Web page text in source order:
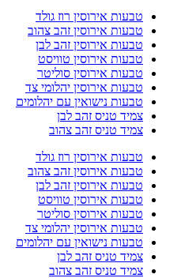
טבעות אירוסין רוז גולד
טבעות אירוסין זהב צהוב
טבעות אירוסין זהב לבן
טבעות אירוסין טוויסט
טבעות אירוסין סוליטר
טבעות אירוסין יהלומי צד
טבעות נישואין עם יהלומים
צמיד טניס זהב לבן
צמיד טניס זהב צהוב
טבעות אירוסין רוז גולד
טבעות אירוסין זהב צהוב
טבעות אירוסין זהב לבן
טבעות אירוסין טוויסט
טבעות אירוסין סוליטר
טבעות אירוסין יהלומי צד
טבעות נישואין עם יהלומים
צמיד טניס זהב לבן
צמיד טניס זהב צהוב